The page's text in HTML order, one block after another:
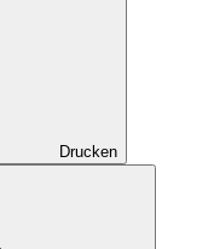
Drucken